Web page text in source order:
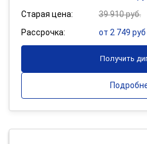
Старая цена:
39 910 руб.
Рассрочка:
от 2 749
Получить